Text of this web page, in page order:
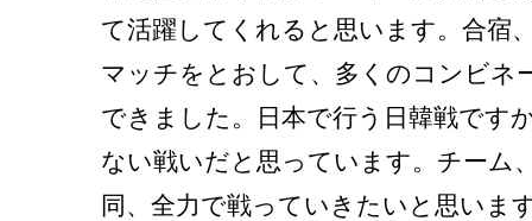
て活躍してくれると思います。合宿
マッチをとおして、多くのコンビネ
できました。日本で行う日韓戦です
ない戦いだと思っています。チーム
同、全力で戦っていきたいと思いま